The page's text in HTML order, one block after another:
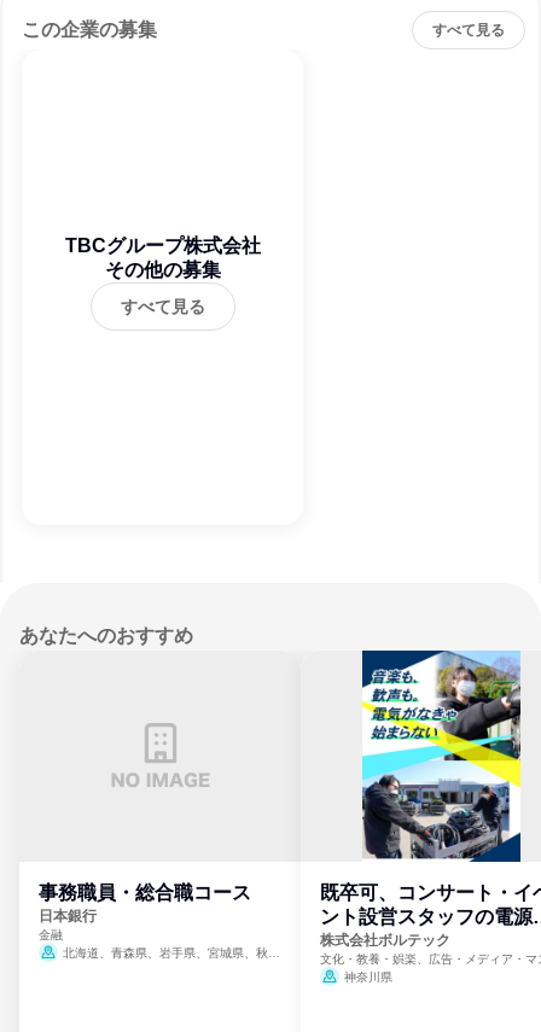
この企業の募集 すべて見る
TBCグループ株式会社
その他の募集
すべて見る
あなたへのおすすめ
事務職員・総合職コース
日本銀行
金融
北海道、青森県、岩手県、宮城県、秋田
既卒可、コンサート・イ
ント設営スタッフの電源
門
株式会社ボルテック
文化・教養・娯楽、広告・メディア・マ
ミ、電力・ガス・水道・エネルギー
神奈川県